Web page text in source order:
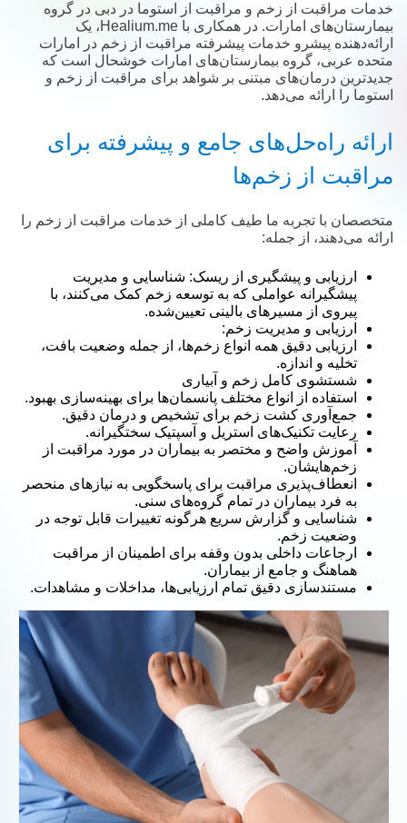
خدمات مراقبت از زخم و مراقبت از استوما در دبی در گروه
بیمارستان‌های امارات. در همکاری با Healium.me، یک
ارائه‌دهنده پیشرو خدمات پیشرفته مراقبت از زخم در امارات
متحده عربی، گروه بیمارستان‌های امارات خوشحال است که
جدیدترین درمان‌های مبتنی بر شواهد برای مراقبت از زخم و
استوما را ارائه می‌دهد.
ارائه راه‌حل‌های جامع و پیشرفته برای
مراقبت از زخم‌ها
متخصصان با تجربه ما طیف کاملی از خدمات مراقبت از زخم را
ارائه می‌دهند، از جمله:
ارزیابی و پیشگیری از ریسک: شناسایی و مدیریت
پیشگیرانه عواملی که به توسعه زخم کمک می‌کنند، با
پیروی از مسیرهای بالینی تعیین‌شده.
ارزیابی و مدیریت زخم:
ارزیابی دقیق همه انواع زخم‌ها، از جمله وضعیت بافت،
تخلیه و اندازه.
شستشوی کامل زخم و آبیاری
استفاده از انواع مختلف پانسمان‌ها برای بهینه‌سازی بهبود.
جمع‌آوری کشت زخم برای تشخیص و درمان دقیق.
رعایت تکنیک‌های استریل و آسپتیک سختگیرانه.
آموزش واضح و مختصر به بیماران در مورد مراقبت از
زخم‌هایشان.
انعطاف‌پذیری مراقبت برای پاسخگویی به نیازهای منحصر
به فرد بیماران در تمام گروه‌های سنی.
شناسایی و گزارش سریع هرگونه تغییرات قابل توجه در
وضعیت زخم.
ارجاعات داخلی بدون وقفه برای اطمینان از مراقبت
هماهنگ و جامع از بیماران.
مستندسازی دقیق تمام ارزیابی‌ها، مداخلات و مشاهدات.